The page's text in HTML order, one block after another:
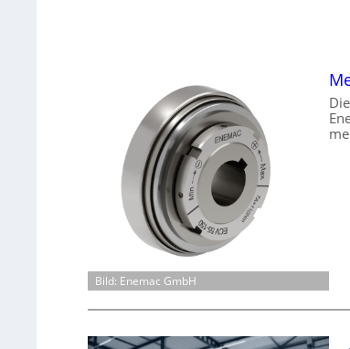
Bild: Enemac GmbH